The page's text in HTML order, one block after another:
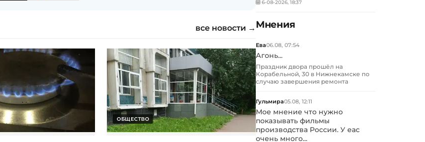
все новости →
ОБЩЕСТВО
6-08-2026, 18:37
Мнения
Ева06.08, 07:54
Агонь...
Праздник двора прошёл на
Корабельной, 30 в Нижнекамске по
случаю завершения ремонта
Гульмира05.08, 12:11
Мое мнение что нужно
показывать фильмы
производства России. У еас
очень много...